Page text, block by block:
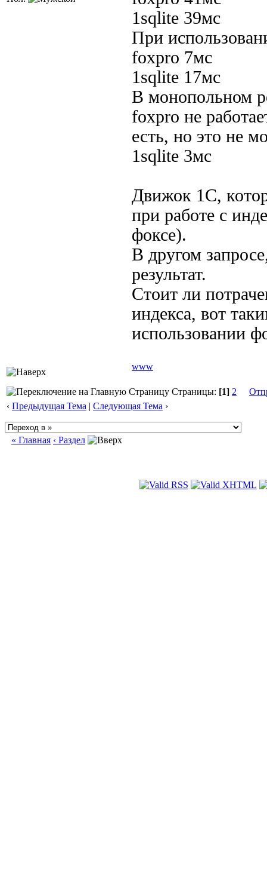
1sqlite 39мс
При
foxpro 7мс
1sqlite 17мс
В монопольном
foxpro не
есть, но это не
1sqlite 3мс
Движок 1С,
при работе с
фоксе).
В другом
результат.
Стоит ли
индекса, вот
использовании
www
Страницы: [1] 2
‹ Предыдущая Тема | Следующая Тема ›
« Главная ‹ Раздел